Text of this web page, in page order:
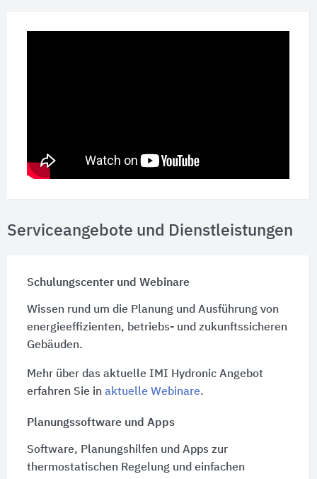
Serviceangebote und Dienstleistungen
Schulungscenter und Webinare
Wissen rund um die Planung und Ausführung von
energieeffizienten, betriebs- und zukunftssicheren
Gebäuden.
Mehr über das aktuelle IMI Hydronic Angebot
erfahren Sie in aktuelle Webinare.
Planungssoftware und Apps
Software, Planungshilfen und Apps zur
thermostatischen Regelung und einfachen